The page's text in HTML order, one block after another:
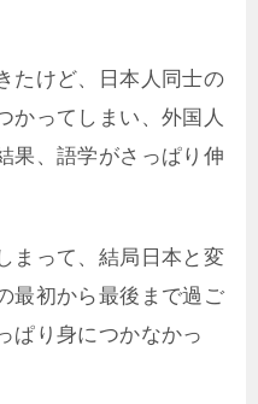
たけど、日本人同士の
かってしまい、外国人
果、語学がさっぱり伸
まって、結局日本と変
最初から最後まで過ご
ぱり身につかなかっ